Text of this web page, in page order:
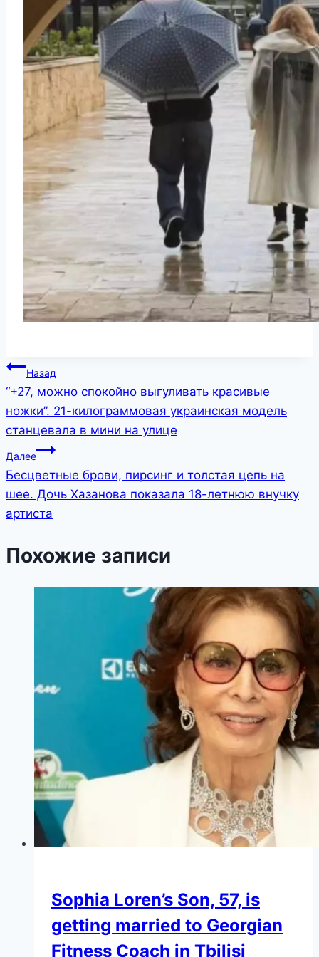
Навигация
по
записям
Назад
“+27, можно спокойно выгуливать красивые
ножки”. 21-килограммовая украинская модель
станцевала в мини на улице
Далее
Бесцветные брови, пирсинг и толстая цепь на
шее. Дочь Хазанова показала 18-летнюю внучку
артиста
Похожие записи
Sophia Loren’s Son, 57, is
getting married to Georgian
Fitness Coach in Tbilisi